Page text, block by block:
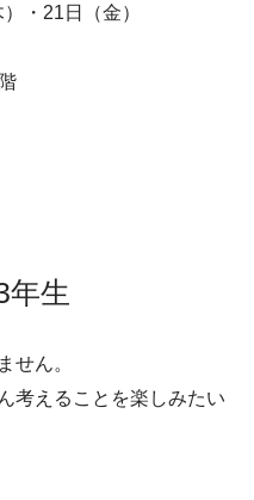
・21日（金）
年生
せん。
考えることを楽しみたい